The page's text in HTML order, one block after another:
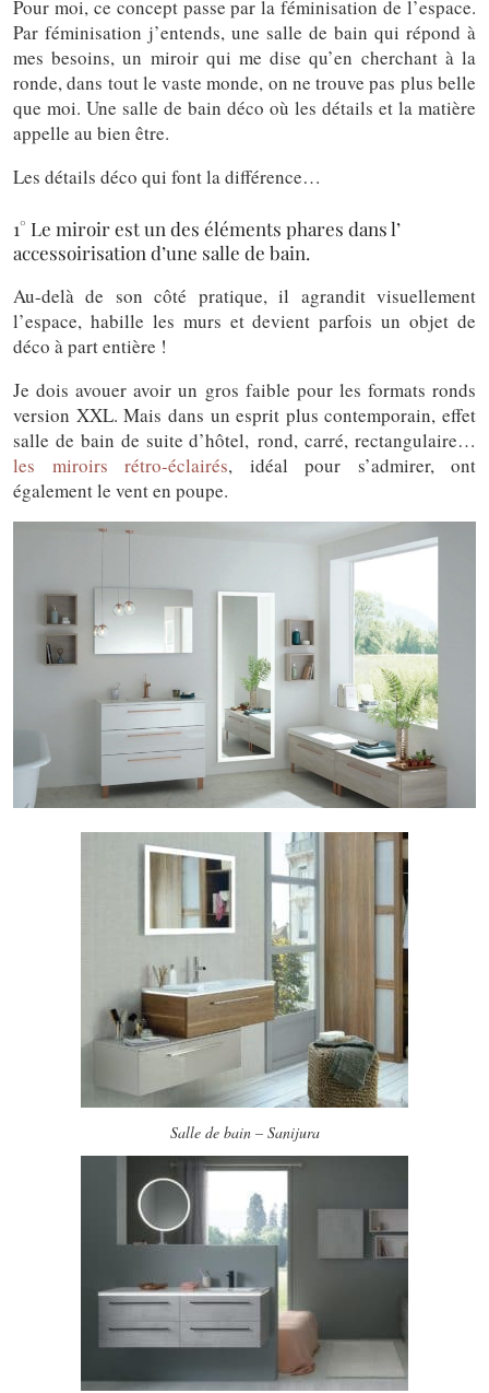
Pour moi, ce concept passe par la féminisation de l’espace.
Par féminisation j’entends, une salle de bain qui répond à
mes besoins, un miroir qui me dise qu’en cherchant à la
ronde, dans tout le vaste monde, on ne trouve pas plus belle
que moi. Une salle de bain déco où les détails et la matière
appelle au bien être.
Les détails déco qui font la différence…
1° Le miroir est un des éléments phares dans l’
accessoirisation d’une salle de bain.
Au-delà de son côté pratique, il agrandit visuellement
l’espace, habille les murs et devient parfois un objet de
déco à part entière !
Je dois avouer avoir un gros faible pour les formats ronds
version XXL. Mais dans un esprit plus contemporain, effet
salle de bain de suite d’hôtel, rond, carré, rectangulaire…
les miroirs rétro-éclairés, idéal pour s’admirer, ont
également le vent en poupe.
Salle de bain – Sanijura